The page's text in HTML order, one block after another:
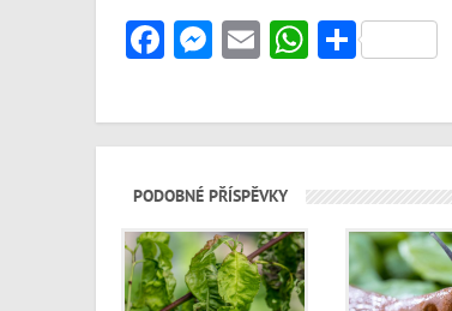
Facebook
Messenger
EmailWhatsApp
Share
PODOBNÉ PŘÍSPĚVKY